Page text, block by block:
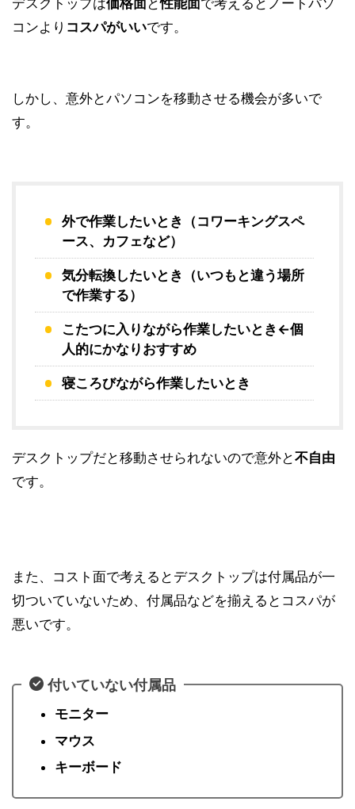
デスクトップは価格面と性能面で考えるとノートパソ
コンより コスパがいいです。
しかし、意外とパソコンを移動させる機会が多いで
す。
外で作業したいとき（コワーキングスペ
ース、カフェなど）
気分転換したいとき（いつもと違う場所
で作業する）
こたつに入りながら作業したいとき←個
人的にかなりおすすめ
寝ころびながら作業したいとき
デスクトップだと移動させられないので意外と不自由
です。
また、コスト面で考えるとデスクトップは付属品が一
切ついていないため、付属品などを揃えるとコスパが
悪いです。
付いていない付属品
モニター
マウス
キーボード